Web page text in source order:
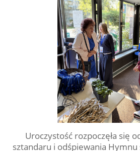
Uroczystość rozpoczęła się
sztandaru i odśpiewania Hymnu